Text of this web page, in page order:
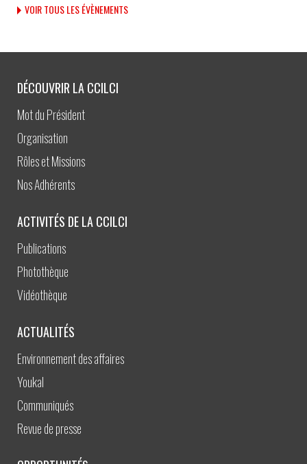
VOIR TOUS LES ÉVÈNEMENTS
DÉCOUVRIR LA CCILCI
Mot du Président
Organisation
Rôles et Missions
Nos Adhérents
ACTIVITÉS DE LA CCILCI
Publications
Photothèque
Vidéothèque
ACTUALITÉS
Environnement des affaires
Youkal
Communiqués
Revue de presse